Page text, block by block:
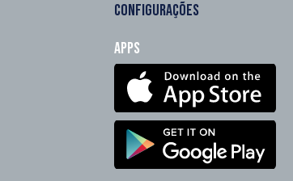
CONFIGURAÇÕES
Apps